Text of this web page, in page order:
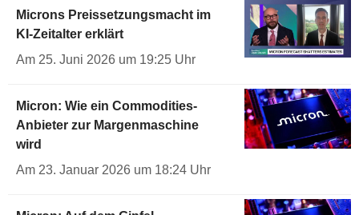
Microns Preissetzungsmacht im
KI-Zeitalter erklärt
Am 25. Juni 2026 um 19:25 Uhr
Micron: Wie ein Commodities-
Anbieter zur Margenmaschine
wird
Am 23. Januar 2026 um 18:24 Uhr